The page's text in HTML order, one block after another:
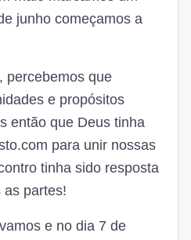
junho começamos a
percebemos que
e propósitos
então que Deus tinha
para unir nossas
tinha sido resposta
as partes!
e no dia 7 de